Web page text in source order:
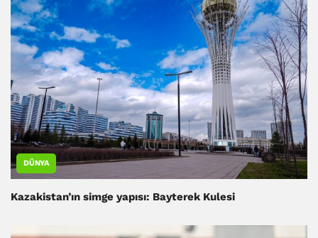
DÜNYA
Kazakistan’ın simge yapısı: Bayterek Kulesi